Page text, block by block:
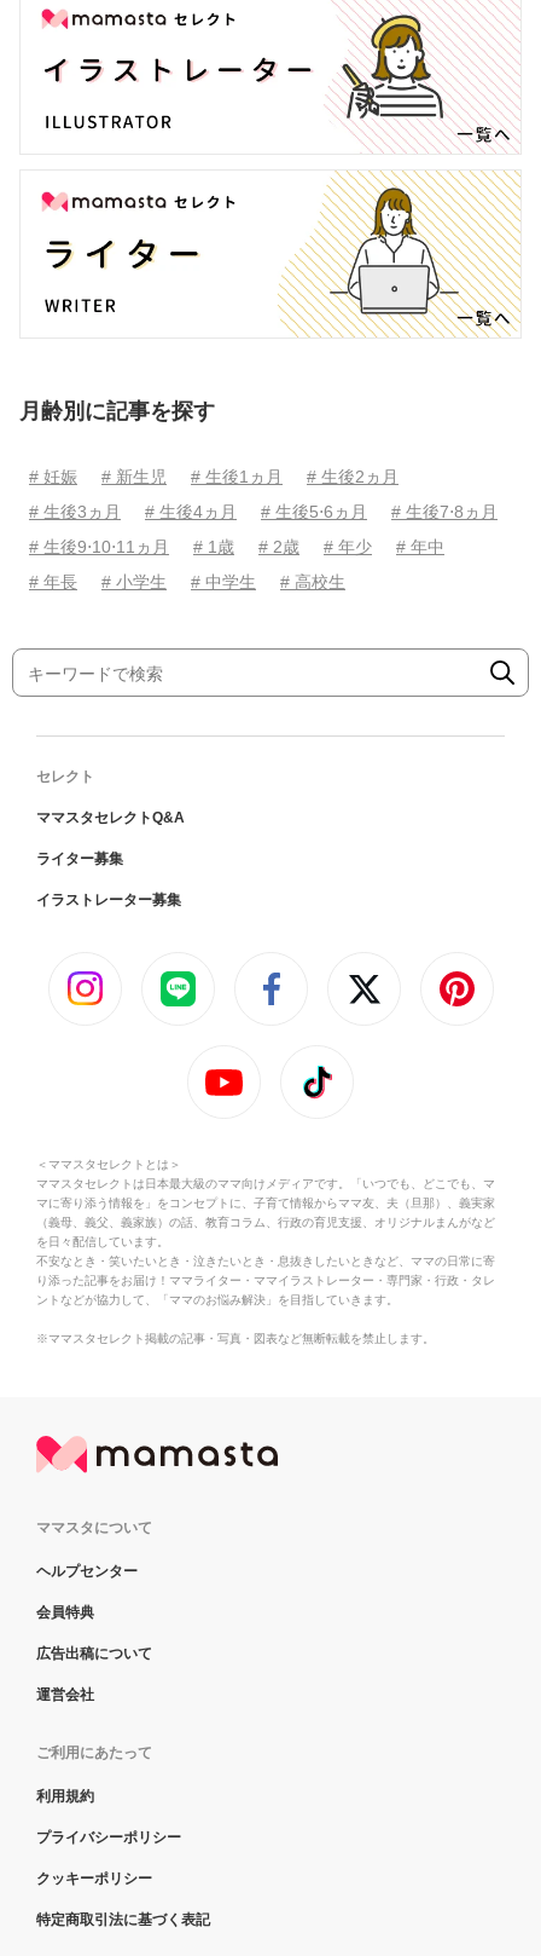
月齢別に記事を探す
# 妊娠 # 新生児 # 生後1ヵ月
# 生後2ヵ月
# 生後3ヵ月
# 生後4ヵ月 # 生後5⋅6ヵ月
# 生後7⋅8ヵ月
# 生後9⋅10⋅11ヵ月
# 1歳 # 2歳 # 年少
# 年中
# 年長
# 小学生 # 中学生 # 高校生
セレクト
ママスタセレクトQ&A
ライター募集
イラストレーター募集
＜ママスタセレクトとは＞
ママスタセレクトは日本最大級のママ向けメディアです。「いつでも、どこでも、マ
マに寄り添う情報を」をコンセプトに、子育て情報からママ友、夫（旦那）、義実家
（義母、義父、義家族）の話、教育コラム、行政の育児支援、オリジナルまんがなど
を日々配信しています。
不安なとき・笑いたいとき・泣きたいとき・息抜きしたいときなど、ママの日常に寄
り添った記事をお届け！ママライター・ママイラストレーター・専門家・行政・タレ
ントなどが協力して、「ママのお悩み解決」を目指していきます。
※ママスタセレクト掲載の記事・写真・図表など無断転載を禁止します。
ママスタについて
ヘルプセンター
会員特典
広告出稿について
運営会社
ご利用にあたって
利用規約
プライバシーポリシー
クッキーポリシー
特定商取引法に基づく表記